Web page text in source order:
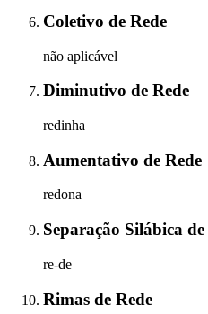
Coletivo de Rede
não aplicável
Diminutivo de Rede
redinha
Aumentativo de Rede
redona
Separação Silábica de
re-de
Rimas de Rede